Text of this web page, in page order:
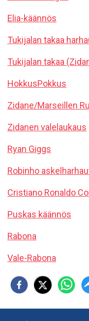
Elia-käännös
Tukijalan takaa
Tukijalan takaa
HokkusPokkus
Zidane/Marseillen
Zidanen valelaukaus
Ryan Giggs
Robinho
Cristiano Ronaldo
Puskas käännös
Rabona
Vale-Rabona